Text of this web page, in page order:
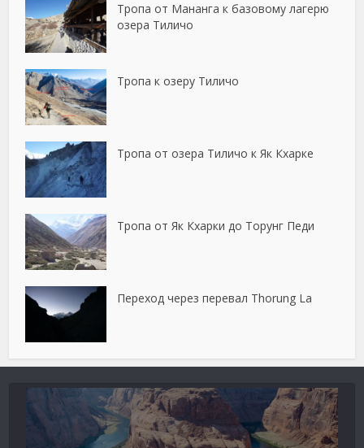
Тропа от Мананга к базовому лагерю
озера Тиличо
Тропа к озеру Тиличо
Тропа от озера Тиличо к Як Кхарке
Тропа от Як Кхарки до Торунг Педи
Переход через перевал Thorung La